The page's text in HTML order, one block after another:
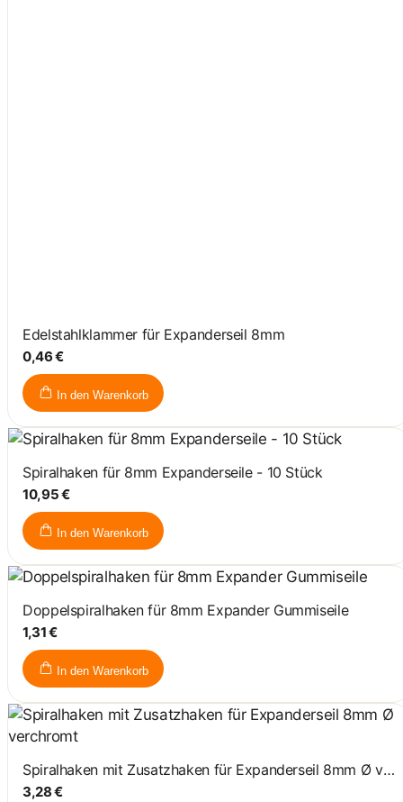
Edelstahlklammer für Expanderseil 8mm
0,46 €
In den Warenkorb
Spiralhaken für 8mm Expanderseile - 10 Stück
10,95 €
In den Warenkorb
Doppelspiralhaken für 8mm Expander Gummiseile
1,31 €
In den Warenkorb
Spiralhaken mit Zusatzhaken für Expanderseil 8mm Ø verchromt
3,28 €